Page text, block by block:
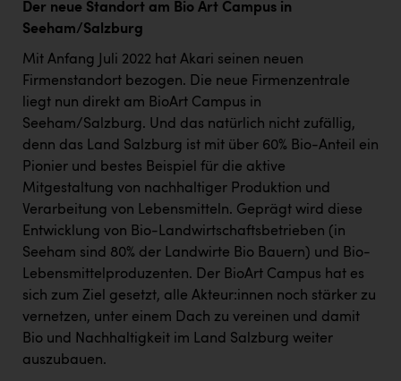
Der neue Standort am Bio Art Campus in
Seeham/Salzburg
Mit Anfang Juli 2022 hat Akari seinen neuen
Firmenstandort bezogen. Die neue Firmenzentrale
liegt nun direkt am BioArt Campus in
Seeham/Salzburg. Und das natürlich nicht zufällig,
denn das Land Salzburg ist mit über 60% Bio-Anteil ein
Pionier und bestes Beispiel für die aktive
Mitgestaltung von nachhaltiger Produktion und
Verarbeitung von Lebensmitteln. Geprägt wird diese
Entwicklung von Bio-Landwirtschaftsbetrieben (in
Seeham sind 80% der Landwirte Bio Bauern) und Bio-
Lebensmittelproduzenten. Der BioArt Campus hat es
sich zum Ziel gesetzt, alle Akteur:innen noch stärker zu
vernetzen, unter einem Dach zu vereinen und damit
Bio und Nachhaltigkeit im Land Salzburg weiter
auszubauen.